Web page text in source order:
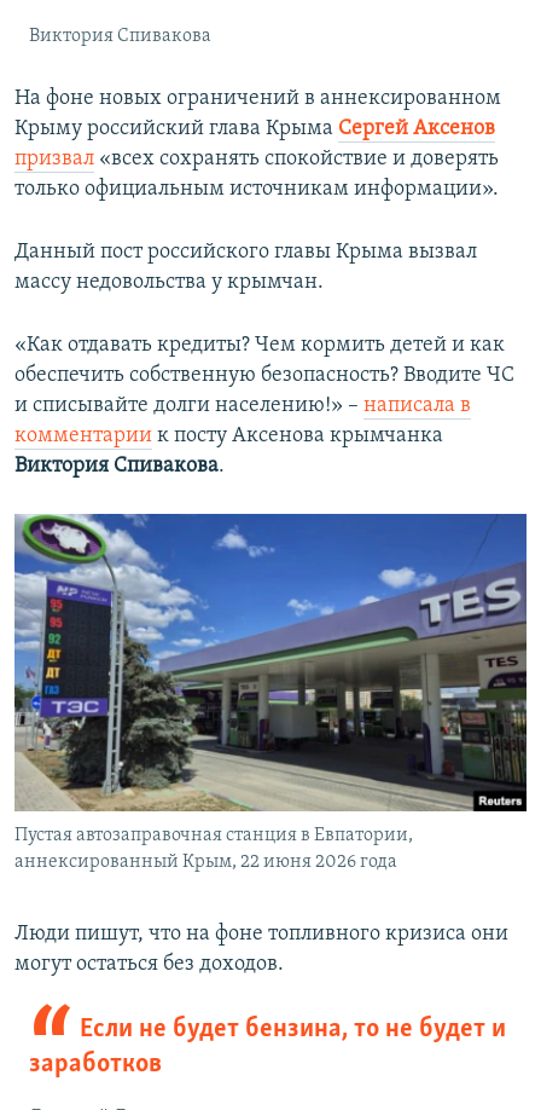
Виктория Спивакова
На фоне новых ограничений в аннексированном
Крыму российский глава Крыма Сергей Аксенов
призвал «всех сохранять спокойствие и доверять
только официальным источникам информации».
Данный пост российского главы Крыма вызвал
массу недовольства у крымчан.
«Как отдавать кредиты? Чем кормить детей и как
обеспечить собственную безопасность? Вводите ЧС
и списывайте долги населению!» – написала в
комментарии к посту Аксенова крымчанка
Виктория Спивакова.
Пустая автозаправочная станция в Евпатории,
аннексированный Крым, 22 июня 2026 года
Люди пишут, что на фоне топливного кризиса они
могут остаться без доходов.
Если не будет бензина, то не будет и
заработков